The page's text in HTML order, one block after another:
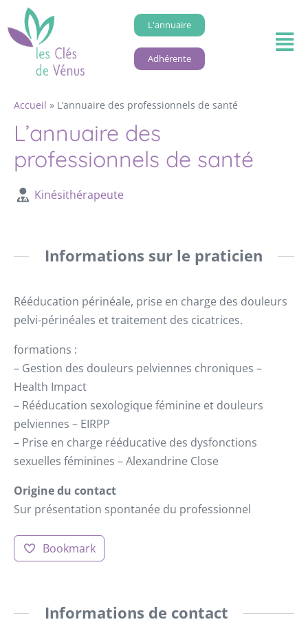
L'annuaire
Adhérente
Accueil » L’annuaire des professionnels de santé
L’annuaire des
professionnels de santé
Kinésithérapeute
Informations sur le praticien
Rééducation périnéale, prise en charge des douleurs
pelvi-périnéales et traitement des cicatrices.
formations :
– Gestion des douleurs pelviennes chroniques –
Health Impact
– Rééducation sexologique féminine et douleurs
pelviennes – EIRPP
– Prise en charge rééducative des dysfonctions
sexuelles féminines – Alexandrine Close
Origine du contact
Sur présentation spontanée du professionnel
Bookmark
Informations de contact